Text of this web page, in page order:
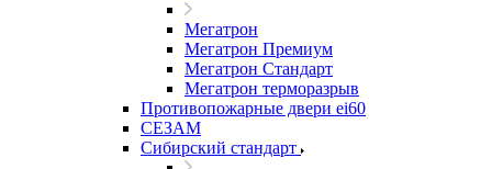
Мегатрон
Мегатрон Премиум
Мегатрон Стандарт
Мегатрон терморазрыв
Противопожарные двери ei60
СЕЗАМ
Сибирский стандарт